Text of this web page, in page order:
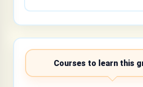
Courses to learn this